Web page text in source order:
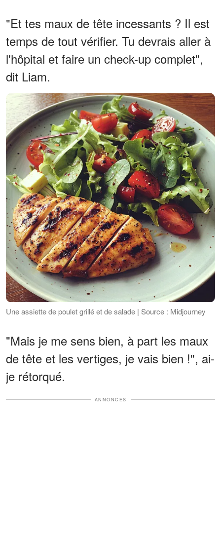
"Et tes maux de tête incessants ? Il est
temps de tout vérifier. Tu devrais aller à
l'hôpital et faire un check-up complet",
dit Liam.
Une assiette de poulet grillé et de salade | Source : Midjourney
"Mais je me sens bien, à part les maux
de tête et les vertiges, je vais bien !", ai-
je rétorqué.
ANNONCES